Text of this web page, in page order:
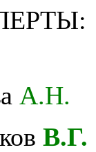
А.Н.
В.Г.